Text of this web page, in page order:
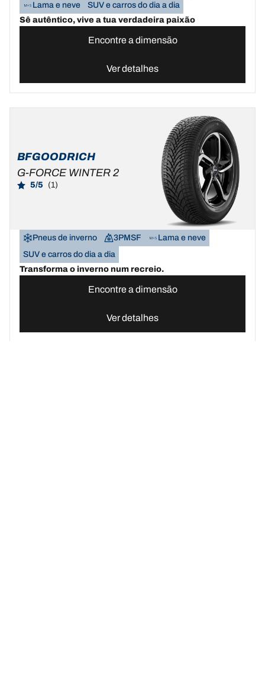
Lama e neve
SUV e carros do dia a dia
Sê autêntico, vive a tua verdadeira paixão
Encontre a dimensão
Ver detalhes
BFGOODRICH
G-FORCE WINTER 2
5/5 (1)
Pneus de inverno 3PMSF
Lama e neve
SUV e carros do dia a dia
Transforma o inverno num recreio.
Encontre a dimensão
Ver detalhes